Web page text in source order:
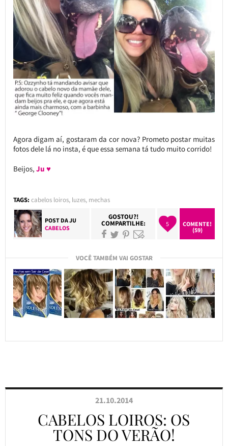
Agora digam aí, gostaram da cor nova? Prometo postar muitas
fotos dele lá no insta, é que essa semana tá tudo muito corrido!
Beijos, Ju ♥
TAGS: cabelos loiros, luzes, mechas
POST DAJU
CABELOS
GOSTOU?!
COMPARTILHE: 5
COMENTE!
(59)
VOCÊ TAMBÉM VAI GOSTAR
21.10.2014
CABELOS LOIROS: OS
TONS DO VERÃO!